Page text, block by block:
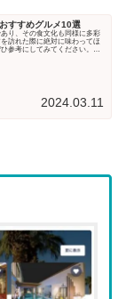
すすめグルメ10選
り、その食文化も同様に多彩
訪れた際に絶対に味わってほ
参考にしてみてください。ナ
2024.03.11